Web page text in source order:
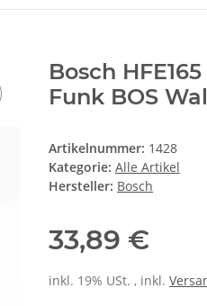
Bosch
Funk BOS
Artikelnummer: 1428
Kategorie: Alle Artikel
Hersteller: Bosch
33,89 €
inkl. 19% USt. , inkl.